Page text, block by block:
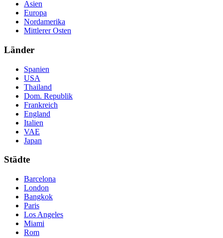
Asien
Europa
Nordamerika
Mittlerer Osten
Länder
Spanien
USA
Thailand
Dom. Republik
Frankreich
England
Italien
VAE
Japan
Städte
Barcelona
London
Bangkok
Paris
Los Angeles
Miami
Rom